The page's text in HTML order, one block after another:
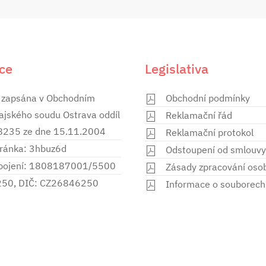
v Obchodním
soudu Ostrava oddíl
ze dne 15.11.2004
3hbuz6d
1808187001/5500
DIČ: CZ26846250
Legislativa
Obchodní podmínky
Reklamační řád
Reklamační protokol
Odstoupení od smlouvy
Zásady zpracování
Informace o